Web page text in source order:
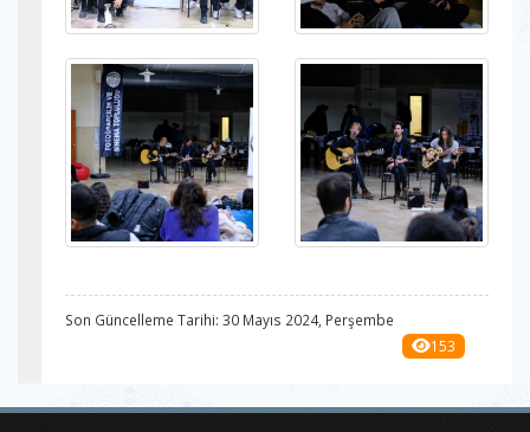
Son Güncelleme Tarihi: 30 Mayıs 2024, Perşembe
153